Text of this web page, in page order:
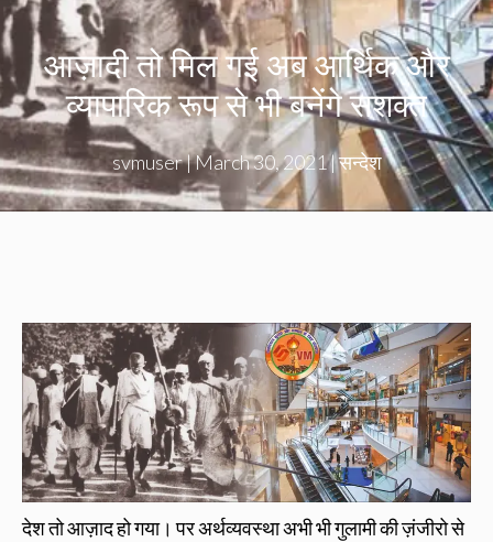
आज़ादी तो मिल गई अब आर्थिक और
व्यापारिक रूप से भी बनेंगे सशक्त
svmuser|March 30, 2021|सन्देश
देश तो आज़ाद हो गया। पर अर्थव्यवस्था अभी भी गुलामी की ज़ंजीरो से